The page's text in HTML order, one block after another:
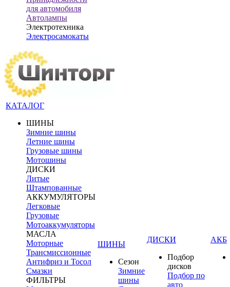
для автомобиля
Автолампы
Электротехника
Электросамокаты
КАТАЛОГ
ШИНЫ
Зимние шины
Летние шины
Грузовые шины
Мотошины
ДИСКИ
Литые
Штампованные
АККУМУЛЯТОРЫ
Легковые
Грузовые
Мотоаккумуляторы
МАСЛА
Моторные
Трансмиссионные
Антифриз и Тосол
Смазки
ФИЛЬТРЫ
ШИНЫ
Сезон
Зимние
шины
ДИСКИ
Подбор
дисков
Подбор по
авто
АКБ